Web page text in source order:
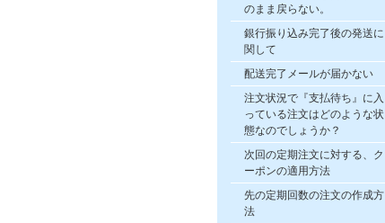
のまま戻らない。
銀行振り込み完了後の発送に
関して
配送完了メールが届かない
注文状況で『支払待ち』に入
っている注文はどのような状
態なのでしょうか？
次回の定期注文に対する、ク
ーポンの適用方法
先の定期回数の注文の作成方
法